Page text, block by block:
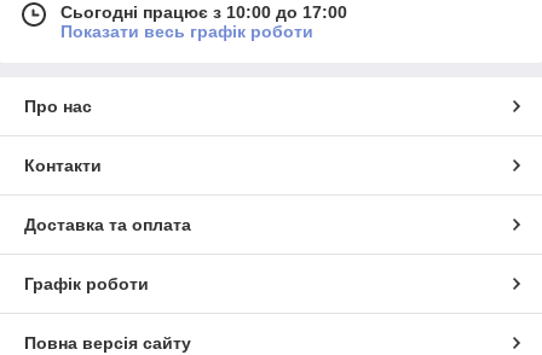
Сьогодні працює з 10:00 до 17:00
Показати весь графік роботи
Про нас
Контакти
Доставка та оплата
Графік роботи
Повна версія сайту